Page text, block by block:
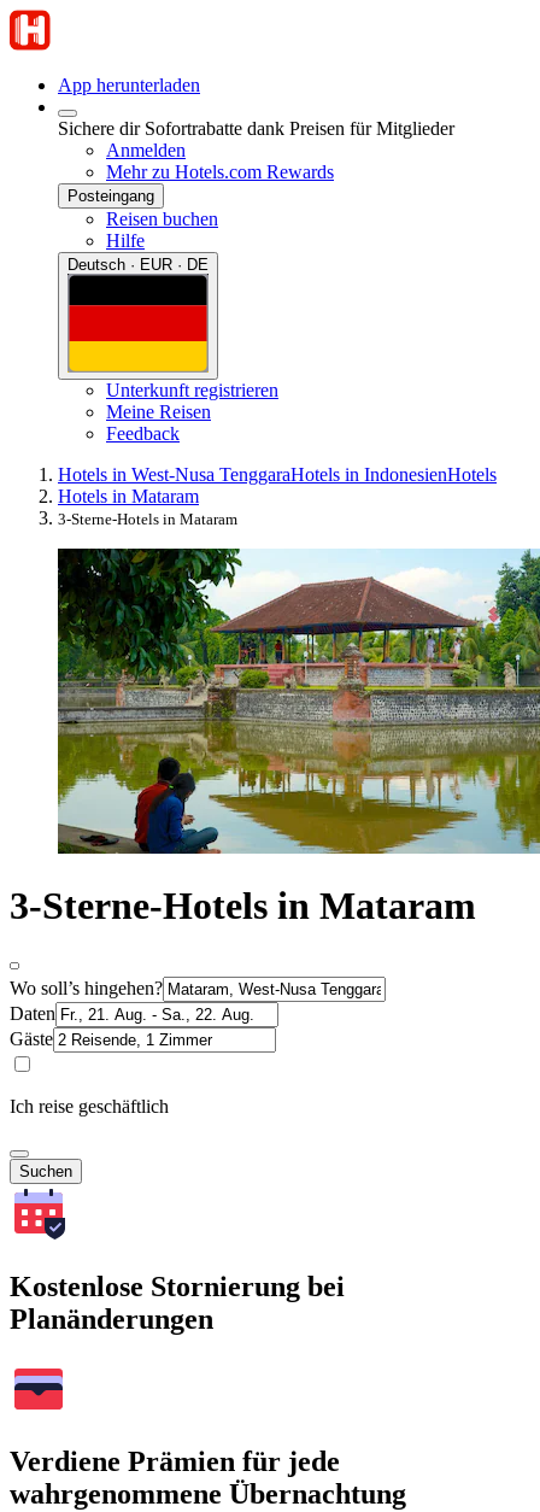
App herunterladen
Sichere dir Sofortrabatte dank Preisen für Mitglieder
Anmelden
Mehr zu Hotels.com Rewards
Posteingang
Reisen buchen
Hilfe
Deutsch · EUR · DE
Unterkunft registrieren
Meine Reisen
Feedback
Hotels in West-Nusa TenggaraHotels in IndonesienHotels
Hotels in Mataram
3-Sterne-Hotels in Mataram
3-Sterne-Hotels in Mataram
Wo soll’s hingehen?
Daten
Gäste
Ich reise geschäftlich
Suchen
Kostenlose Stornierung bei
Planänderungen
Verdiene Prämien für jede
wahrgenommene Übernachtung